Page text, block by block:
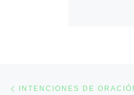
Post navigation
INTENCIONES DE